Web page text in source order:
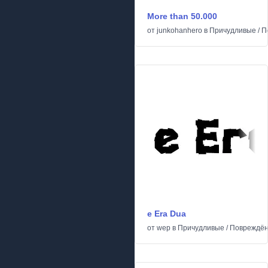
More than 50.000
от junkohanhero в Причудливые /
e Era Dua
от wep в Причудливые /